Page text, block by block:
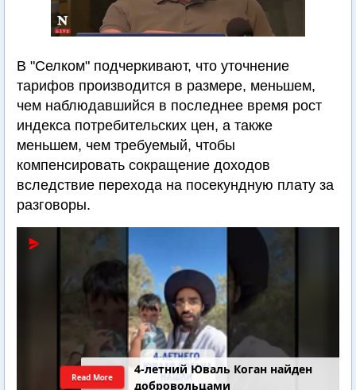
В "Селком" подчеркивают, что уточнение
тарифов производится в размере, меньшем,
чем наблюдавшийся в последнее время рост
индекса потребительских цен, а также
меньшем, чем требуемый, чтобы
компенсировать сокращение доходов
вследствие перехода на посекундную плату за
разговоры.
4-летний Юваль Коган найден
добровольцами
Read More